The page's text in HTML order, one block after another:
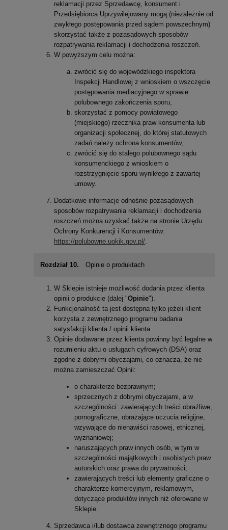
reklamacji przez Sprzedawcę, konsument i
Przedsiębiorca Uprzywilejowany mogą (niezależnie od
zwykłego postępowania przed sądem powszechnym)
skorzystać także z pozasądowych sposobów
rozpatrywania reklamacji i dochodzenia roszczeń.
W powyższym celu można:
zwrócić się do wojewódzkiego inspektora
Inspekcji Handlowej z wnioskiem o wszczęcie
postępowania mediacyjnego w sprawie
polubownego zakończenia sporu,
skorzystać z pomocy powiatowego
(miejskiego) rzecznika praw konsumenta lub
organizacji społecznej, do której statutowych
zadań należy ochrona konsumentów,
zwrócić się do stałego polubownego sądu
konsumenckiego z wnioskiem o
rozstrzygnięcie sporu wynikłego z zawartej
umowy.
Dodatkowe informacje odnośnie pozasądowych
sposobów rozpatrywania reklamacji i dochodzenia
roszczeń można uzyskać także na stronie Urzędu
Ochrony Konkurencji i Konsumentów:
https://polubowne.uokik.gov.pl/
Rozdział 10. Opinie o produktach
W Sklepie istnieje możliwość dodania przez klienta
opinii o produkcie (dalej "Opinie").
Funkcjonalność ta jest dostępna tylko jeżeli klient
korzysta z zewnętrznego programu badania
satysfakcji klienta / opinii klienta.
Opinie dodawane przez klienta powinny być legalne w
rozumieniu aktu o usługach cyfrowych (DSA) oraz
zgodne z dobrymi obyczajami, co oznacza, że nie
można zamieszczać Opinii:
o charakterze bezprawnym;
sprzecznych z dobrymi obyczajami, a w
szczególności: zawierających treści obraźliwe,
pornograficzne, obrażające uczucia religijne,
wzywające do nienawiści rasowej, etnicznej,
wyznaniowej;
naruszających praw innych osób, w tym w
szczególności majątkowych i osobistych praw
autorskich oraz prawa do prywatności;
zawierających treści lub elementy graficzne o
charakterze komercyjnym, reklamowym,
dotyczące produktów innych niż oferowane w
Sklepie.
Sprzedawca i/lub dostawca zewnętrznego programu